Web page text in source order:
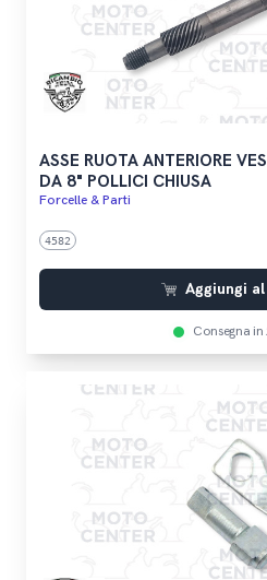
ASSE RUOTA ANTERIORE
DA 8" POLLICI CHIUSA
Forcelle & Parti
4582
Aggiungi
Consegna